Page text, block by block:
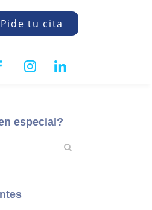
Pide tu cita
especial?